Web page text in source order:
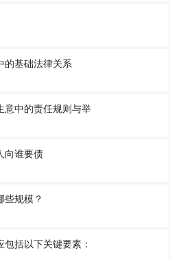
的基础法律关系
意中的责任规则与举
向谁要债
些规模？
括以下关键要素：